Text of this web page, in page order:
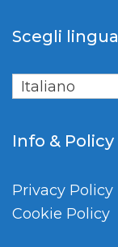
Scegli lingua
Italiano
Info & Policy
Privacy Policy
Cookie Policy